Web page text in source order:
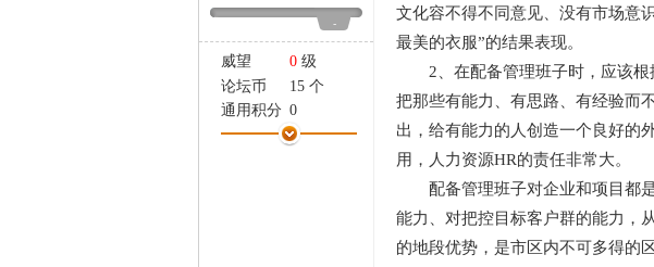
-
威望 0 级
论坛币
15 个
通用积分 0
学术水平
0 点
文化容不得不同意见、没有市场意
最美的衣服”的结果表现。
2、在配备管理班子时，应该根
把那些有能力、有思路、有经验而
出，给有能力的人创造一个良好的
用，人力资源HR的责任非常大。
配备管理班子对企业和项目都是
能力、对把控目标客户群的能力，
的地段优势，是市区内不可多得的